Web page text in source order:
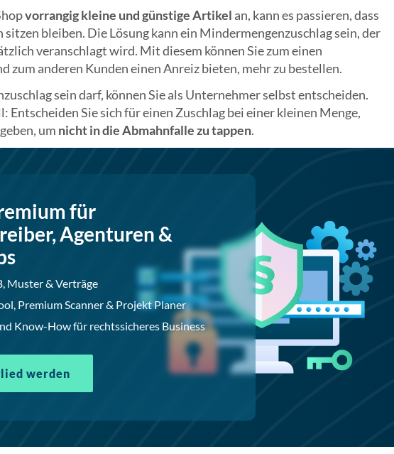
vorrangig kleine und günstige Artikel an, kann es passieren, dass
sitzen bleiben. Die Lösung kann ein Mindermengenzuschlag sein, der
veranschlagt wird. Mit diesem können Sie zum einen
zum anderen Kunden einen Anreiz bieten, mehr zu bestellen.
sein darf, können Sie als Unternehmer selbst entscheiden.
Entscheiden Sie sich für einen Zuschlag bei einer kleinen Menge,
um nicht in die Abmahnfalle zu tappen.
für
Agenturen &
Muster & Verträge
Premium Scanner & Projekt Planer
Know-How für rechtssicheres Business
werden